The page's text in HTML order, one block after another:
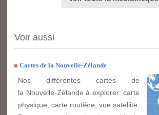
Voir aussi
Cartes de la Nouvelle-Zélande
Nos différentes cartes de
la Nouvelle-Zélande à explorer: carte
physique, carte routière, vue satellite.